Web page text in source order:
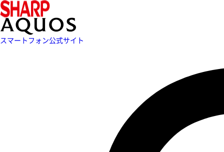
スマートフォン公式サイト